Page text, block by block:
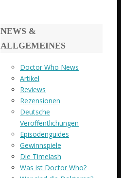
NEWS &
ALLGEMEINES
Doctor Who News
Artikel
Reviews
Rezensionen
Deutsche
Veröffentlichungen
Episodenguides
Gewinnspiele
Die Timelash
Was ist Doctor Who?